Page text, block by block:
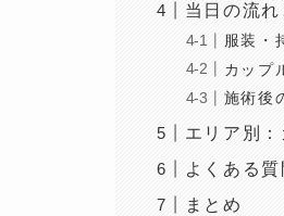
当日の流
服装・
カップ
施術後
エリア別
よくある質
まとめ